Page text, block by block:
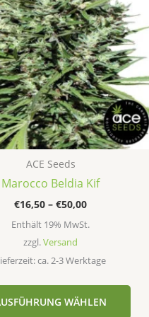
ACE Seeds
Marocco Beldia Kif
€16,50 – €50,00
Enthält 19% MwSt.
zzgl.Versand
ca. 2-3 Werktage
WÄHLEN
auf.
Die
auf
der